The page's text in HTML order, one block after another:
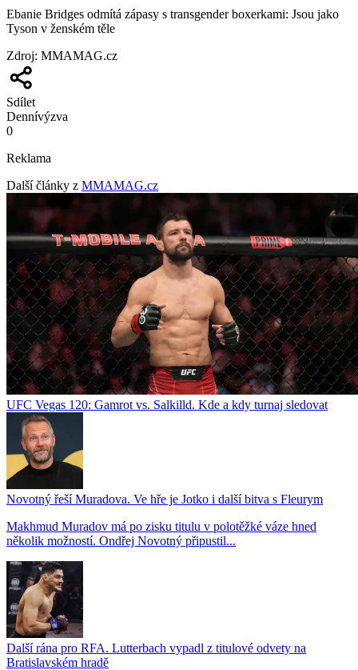
Ebanie Bridges odmítá zápasy s transgender boxerkami: Jsou jako
Tyson v ženském těle
Zdroj: MMAMAG.cz
Sdílet
Dennívýzva
0
Reklama
Další články z MMAMAG.cz
UFC Vegas 120: Gamrot vs. Salkilld. Kde a kdy turnaj sledovat
Novotný řeší Muradova. Ve hře je Jotko i další bitva s Fleurym
Makhmud Muradov má po zisku titulu v polotěžké váze hned
několik možností. Ondřej Novotný připustil...
Další rána pro RFA. Lutterbach vypadl z titulové odvety na
Bratislavském hradě